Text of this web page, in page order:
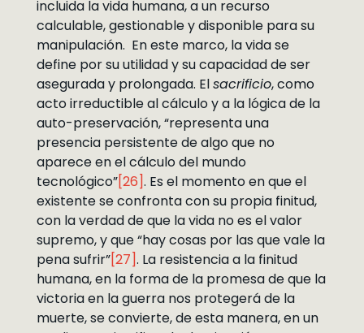
incluida la vida humana, a un recurso
calculable, gestionable y disponible para su
manipulación. En este marco, la vida se
define por su utilidad y su capacidad de ser
asegurada y prolongada. Elsacrificio, como
acto irreductible al cálculo y a la lógica de la
auto-preservación, “representa una
presencia persistente de algo que no
aparece en el cálculo del mundo
tecnológico”[26]. Es el momento en que el
existente se confronta con su propia finitud,
con la verdad de que la vida no es el valor
supremo, y que “hay cosas por las que vale la
pena sufrir”[27]. La resistencia a la finitud
humana, en la forma de la promesa de que la
victoria en la guerra nos protegerá de la
muerte, se convierte, de esta manera, en un